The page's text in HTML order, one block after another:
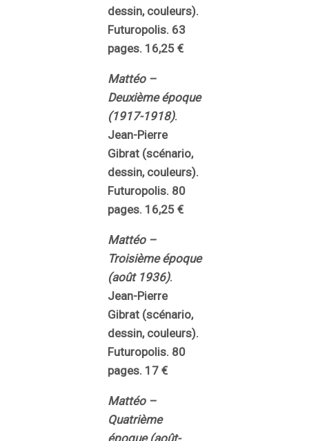
dessin, couleurs).
Futuropolis. 63
pages. 16,25 €
Mattéo –
Deuxième époque
(1917-1918).
Jean-Pierre
Gibrat (scénario,
dessin, couleurs).
Futuropolis. 80
pages. 16,25 €
Mattéo –
Troisième époque
(août 1936).
Jean-Pierre
Gibrat (scénario,
dessin, couleurs).
Futuropolis. 80
pages. 17 €
Mattéo –
Quatrième
époque (août-